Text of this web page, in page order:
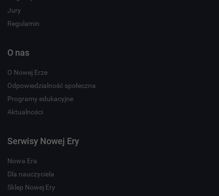
Jury
Regulamin
O nas
O Nowej Erze
Odpowiedzialność społeczna
Programy edukacyjne
Aktualności
Serwisy Nowej Ery
Nowa Era
Dla nauczyciela
Sklep Nowej Ery